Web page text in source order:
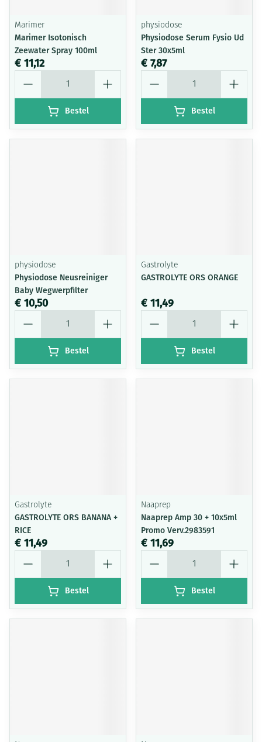
Marimer
Marimer Isotonisch
Zeewater Spray 100ml
€ 11,12
Bestel
physiodose
Physiodose Serum Fysio Ud
Ster 30x5ml
€ 7,87
Bestel
physiodose
Physiodose Neusreiniger
Baby Wegwerpfilter
€ 10,50
Bestel
Gastrolyte
GASTROLYTE ORS ORANGE
€ 11,49
Bestel
Gastrolyte
GASTROLYTE ORS BANANA +
RICE
€ 11,49
Bestel
Naaprep
Naaprep Amp 30 + 10x5ml
Promo Verv.2983591
€ 11,69
Bestel